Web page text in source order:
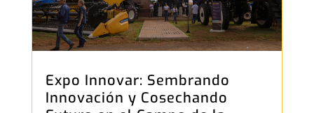
Expo Innovar: Sembrando
Innovación y Cosechando